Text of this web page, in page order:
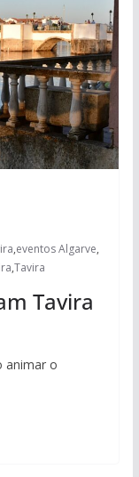
,eventos Algarve,
,Tavira
Tavira
animar o